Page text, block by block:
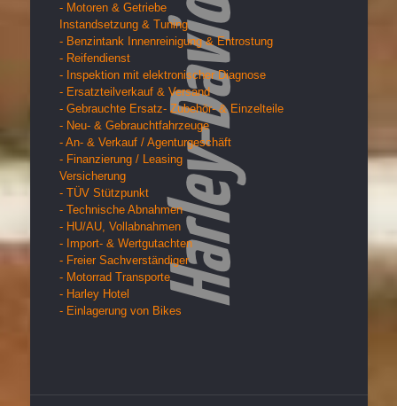
- Motoren & Getriebe
Instandsetzung & Tuning
- Benzintank Innenreinigung & Entrostung
- Reifendienst
- Inspektion mit elektronischer Diagnose
- Ersatzteilverkauf & Versand
- Gebrauchte Ersatz- Zubehör- & Einzelteile
- Neu- & Gebrauchtfahrzeuge
- An- & Verkauf / Agenturgeschäft
- Finanzierung / Leasing
Versicherung
- TÜV Stützpunkt
- Technische Abnahmen
- HU/AU, Vollabnahmen
- Import- & Wertgutachten
- Freier Sachverständiger
- Motorrad Transporte
- Harley Hotel
- Einlagerung von Bikes